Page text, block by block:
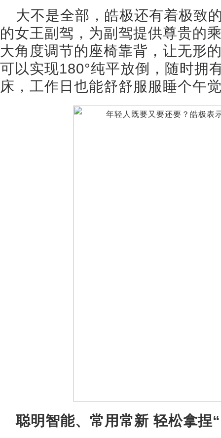
大不是全部，皓极还有着极致
的女王副驾，为副驾提供尊贵的
大角度调节的座椅靠背，让无形
可以实现180°纯平放倒，随时拥
床，工作日也能舒舒服服睡个午
聪明智能、常用常新 轻松拿捏